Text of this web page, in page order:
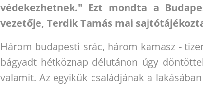
védekezhetnek." Ezt mondta a
vezetője, Terdik Tamás mai
Három budapesti srác, három kamasz -
bágyadt hétköznap délutánon úgy
valamit. Az egyikük családjának a